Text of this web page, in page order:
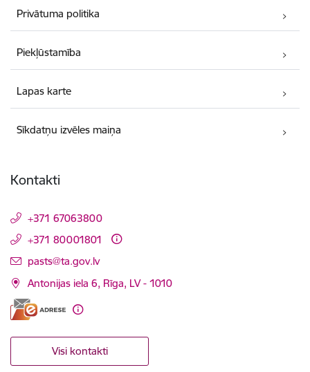
Privātuma politika
Piekļūstamība
Lapas karte
Sīkdatņu izvēles maiņa
Kontakti
+371 67063800
+371 80001801
E-pasts:
pasts@ta.gov.lv
Antonijas iela 6, Rīga, LV - 1010
Visi kontakti